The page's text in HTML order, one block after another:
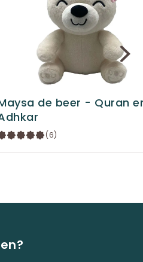
de beer - Quran
(6)